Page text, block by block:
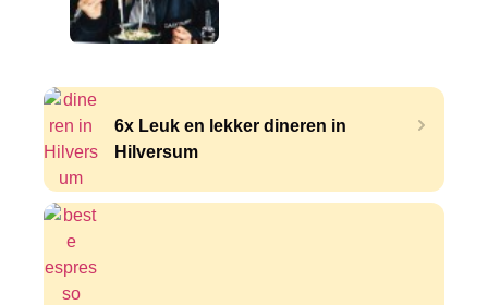
6x Leuk en lekker dineren in
Hilversum